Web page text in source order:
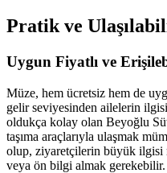
Pratik ve
Uygun Fiyatlı ve
Müze, hem ücretsiz hem de
gelir seviyesinden ailelerin
oldukça kolay olan Beyoğlu
taşıma araçlarıyla ulaşmak
olup, ziyaretçilerin büyük ilgisi
veya ön bilgi almak gerekebilir.